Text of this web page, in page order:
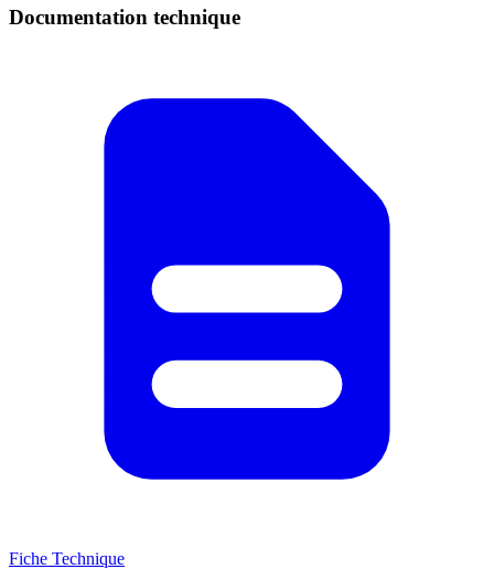
Documentation technique
Fiche Technique